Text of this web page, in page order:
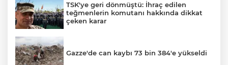
TSK'ye geri dönmüştü: İhraç edilen
teğmenlerin komutanı hakkında dikkat
çeken karar
Gazze'de can kaybı 73 bin 384'e yükseldi